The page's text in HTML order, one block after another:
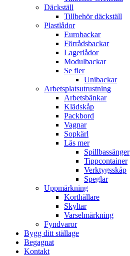
Däckställ
Tillbehör däckställ
Plastlådor
Eurobackar
Förrådsbackar
Lagerlådor
Modulbackar
Se fler
Unibackar
Arbetsplatsutrustning
Arbetsbänkar
Klädskåp
Packbord
Vagnar
Sopkärl
Läs mer
Spillbassänger
Tippcontainer
Verktygsskåp
Speglar
Uppmärkning
Korthållare
Skyltar
Varselmärkning
Fyndvaror
Bygg ditt ställage
Begagnat
Kontakt